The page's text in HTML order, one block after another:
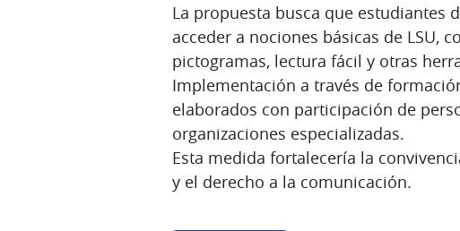
La propuesta busca que estudiantes
acceder a nociones básicas de LSU,
pictogramas, lectura fácil y otras
Implementación a través de
elaborados con participación de
organizaciones especializadas.
Esta medida fortalecería la
y el derecho a la comunicación.